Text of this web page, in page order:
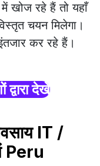
रहे हैं तो यहाँ
चयन मिलेगा।
कर रहे हैं।
देखें
IT /
Peru